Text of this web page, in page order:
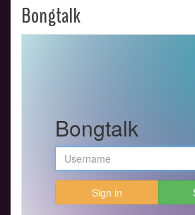
Bongtalk